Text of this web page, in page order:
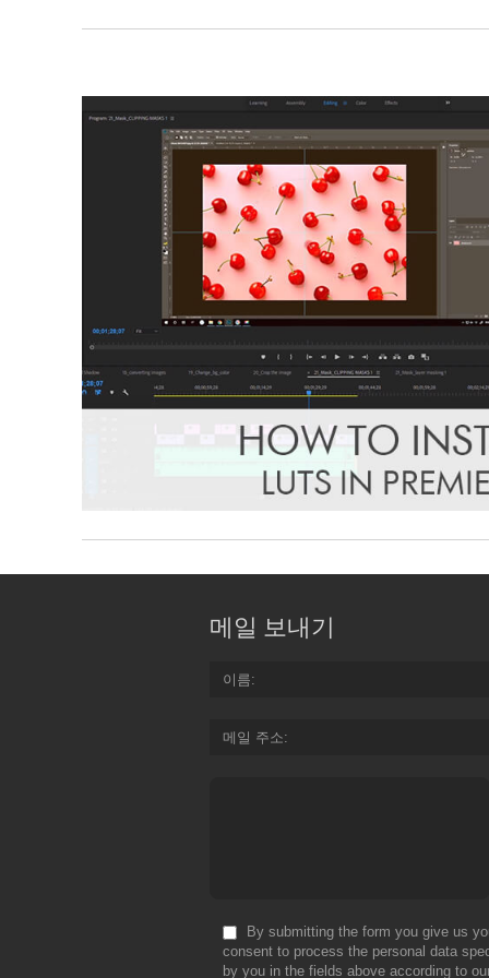
메일 보내기
이름
메일 주소
By submitting the form you give us
consent to process the personal data
by you in the fields above according to